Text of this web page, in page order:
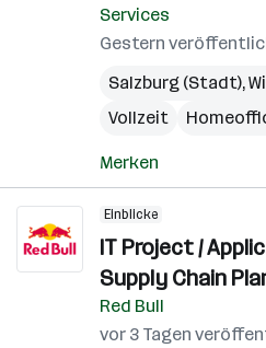
Services
Gestern
Salzburg (Stadt),
Vollzeit
Merken
Einblicke
IT Project /
Supply Chain
Red Bull
vor 3 Tagen